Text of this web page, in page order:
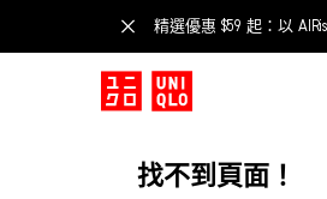
精選優惠 $59 起：以
找不到頁面！